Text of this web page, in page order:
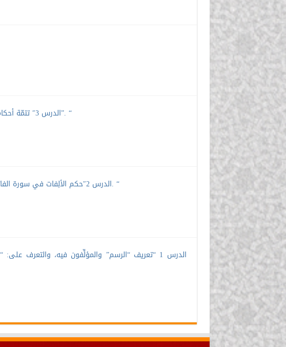
الدرس 3″ تتمّة أحكام سالِم الجمْع، وحُكم الألِفات في سورة البقرة “1”. “
الدرس 2″حكم الألِفات في سورة الفاتحة وحكم الألف في سالم الجمع المذكر والمؤنث. “
الدرس 1 “تعريف “الرسم” والمؤلِّفون فيه، والتعرف